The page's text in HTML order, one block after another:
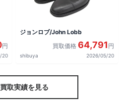
円
20
ジョンロブ/John Lobb
買取価格 64,791 円
shibuya 2026/05/20
取実績を見る